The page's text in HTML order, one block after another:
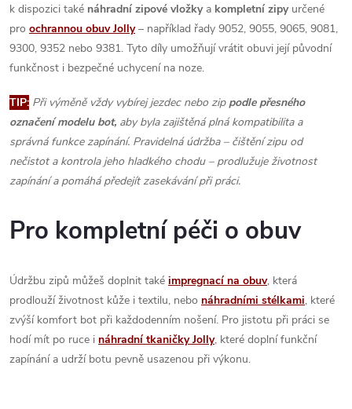
k dispozici také náhradní zipové vložkya kompletní zipyurčené
pro ochrannou obuv Jolly– například řady 9052, 9055, 9065, 9081,
9300, 9352 nebo 9381. Tyto díly umožňují vrátit obuvi její původní
funkčnost i bezpečné uchycení na noze.
TIP: Při výměně vždy vybírej jezdec nebo zip podle přesného
označení modelu bot, aby byla zajištěná plná kompatibilita a
správná funkce zapínání. Pravidelná údržba – čištění zipu od
nečistot a kontrola jeho hladkého chodu – prodlužuje životnost
zapínání a pomáhá předejít zasekávání při práci.
Pro kompletní péči o obuv
Údržbu zipů můžeš doplnit také impregnací na obuv, která
prodlouží životnost kůže i textilu, nebo náhradními stélkami, které
zvýší komfort bot při každodenním nošení. Pro jistotu při práci se
hodí mít po ruce i náhradní tkaničky Jolly, které doplní funkční
zapínání a udrží botu pevně usazenou při výkonu.